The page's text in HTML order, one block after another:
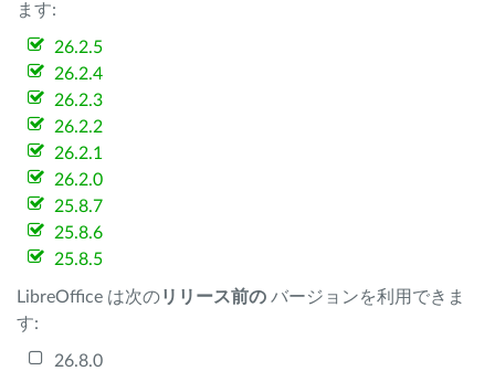
ます:
26.2.5
26.2.4
26.2.3
26.2.2
26.2.1
26.2.0
25.8.7
25.8.6
25.8.5
LibreOffice は次のリリース前の バージョンを利用できま
す:
26.8.0